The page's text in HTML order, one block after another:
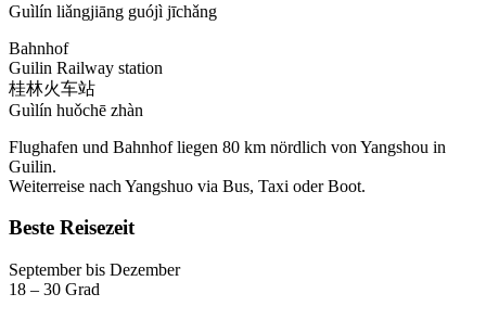
Guìlín liǎngjiāng guójì jīchǎng
Bahnhof
Guilin Railway station
桂林火车站
Guìlín huǒchē zhàn
Flughafen und Bahnhof liegen 80 km nördlich von Yangshou in
Guilin.
Weiterreise nach Yangshuo via Bus, Taxi oder Boot.
Beste Reisezeit
September bis Dezember
18 – 30 Grad